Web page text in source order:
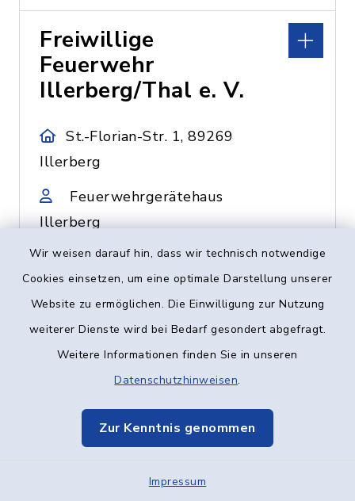
Wir weisen darauf hin, dass wir technisch notwendige
Cookies einsetzen, um eine optimale Darstellung unserer
Website zu ermöglichen. Die Einwilligung zur Nutzung
weiterer Dienste wird bei Bedarf gesondert abgefragt.
Weitere Informationen finden Sie in unseren
Datenschutzhinweisen.
Zur Kenntnis genommen
Impressum
Freiwillige
Feuerwehr
Illerberg/Thal e. V.
St.-Florian-Str. 1, 89269
Illerberg
Feuerwehrgerätehaus
Illerberg
07306/953135
Freiwillige
Feuerwehr
Vöhringen e. V.
Haydnstraße 1, 89269
Vöhringen